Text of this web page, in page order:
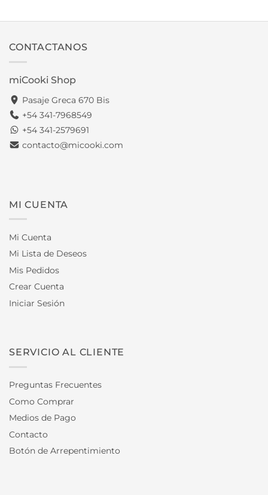
CONTACTANOS
miCooki Shop
Pasaje Greca 670 Bis
+54 341-7968549
+54 341-2579691
contacto@micooki.com
MI CUENTA
Mi Cuenta
Mi Lista de Deseos
Mis Pedidos
Crear Cuenta
Iniciar Sesión
SERVICIO AL CLIENTE
Preguntas Frecuentes
Como Comprar
Medios de Pago
Contacto
Botón de Arrepentimiento